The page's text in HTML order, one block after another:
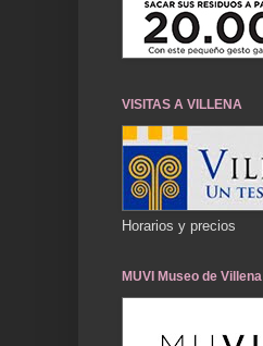
VISITAS A VILLENA
Horarios y precios
MUVI Museo de Villena